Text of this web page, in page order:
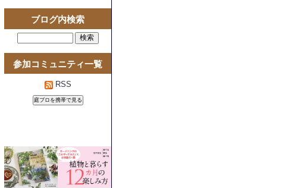
ブログ内検索
参加コミュニティ一覧
RSS